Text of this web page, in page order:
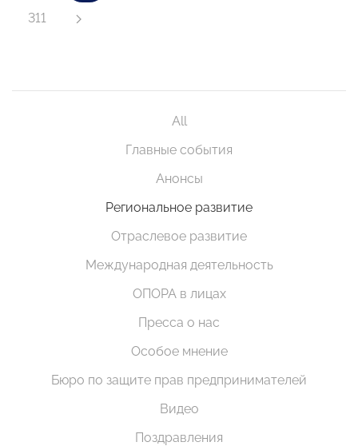
311
All
Главные события
Анонсы
Региональное развитие
Отраслевое развитие
Международная деятельность
ОПОРА в лицах
Пресса о нас
Особое мнение
Бюро по защите прав предпринимателей
Видео
Поздравления